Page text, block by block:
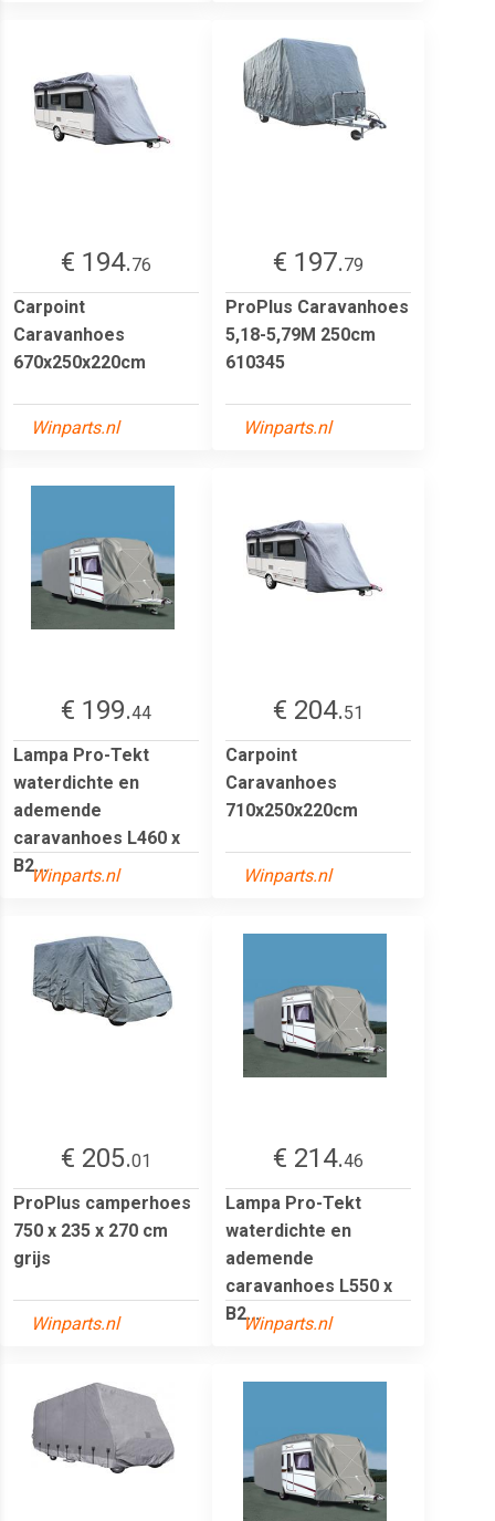
€ 194.76
Carpoint
Caravanhoes
670x250x220cm
Winparts.nl
€ 197.79
ProPlus Caravanhoes
5,18-5,79M 250cm
610345
Winparts.nl
€ 199.44
Lampa Pro-Tekt
waterdichte en
ademende
caravanhoes L460 x
B2...Winparts.nl
€ 204.51
Carpoint
Caravanhoes
710x250x220cm
Winparts.nl
€ 205.01
ProPlus camperhoes
750 x 235 x 270 cm
grijs
Winparts.nl
€ 214.46
Lampa Pro-Tekt
waterdichte en
ademende
caravanhoes L550 x
B2...Winparts.nl